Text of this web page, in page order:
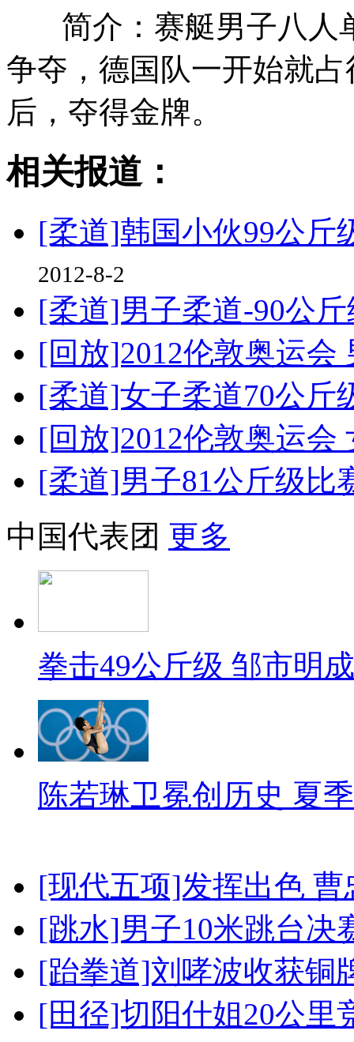
简介：赛艇男子八人
争夺，德国队一开始就
后，夺得金牌。
相关报道：
[柔道]韩国小伙99公斤
2012-8-2
[柔道]男子柔道-90公
[回放]2012伦敦奥运会
[柔道]女子柔道70公斤
[回放]2012伦敦奥运会
[柔道]男子81公斤级比
中国代表团 更多
拳击49公斤级 邹市明
陈若琳卫冕创历史 夏
[现代五项]发挥出色
[跳水]男子10米跳台决
[跆拳道]刘哮波收获铜
[田径]切阳什姐20公里